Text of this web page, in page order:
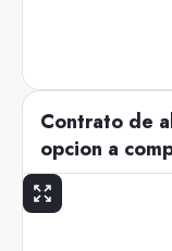
Contrato de
opcion a